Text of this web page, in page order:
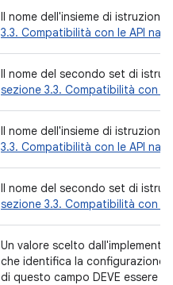
Il nome dell'insieme di istruzioni
3.3. Compatibilità con le API
Il nome del secondo set di
sezione 3.3. Compatibilità con le
Il nome dell'insieme di istruzioni
3.3. Compatibilità con le API
Il nome del secondo set di
sezione 3.3. Compatibilità con le
Un valore scelto
che identifica la configurazione
di questo campo DEVE essere